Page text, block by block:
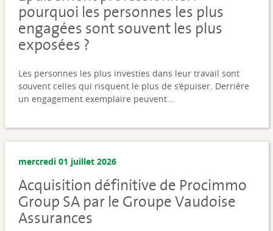
pourquoi les personnes les plus
engagées sont souvent les plus
exposées ?
Les personnes les plus investies dans leur travail sont
souvent celles qui risquent le plus de s’épuiser. Derrière
un engagement exemplaire peuvent...
mercredi 01 juillet 2026
Acquisition définitive de Procimmo
Group SA par le Groupe Vaudoise
Assurances